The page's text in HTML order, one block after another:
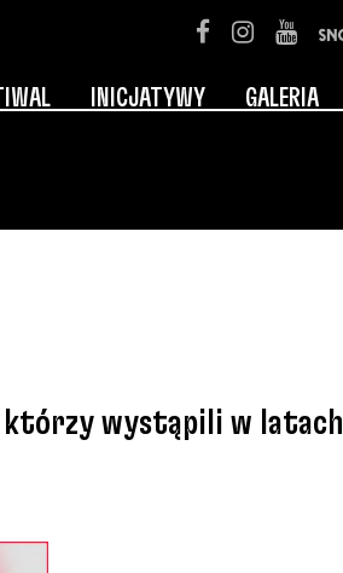
INICJATYWY GALERIA
którzy wystąpili w latach